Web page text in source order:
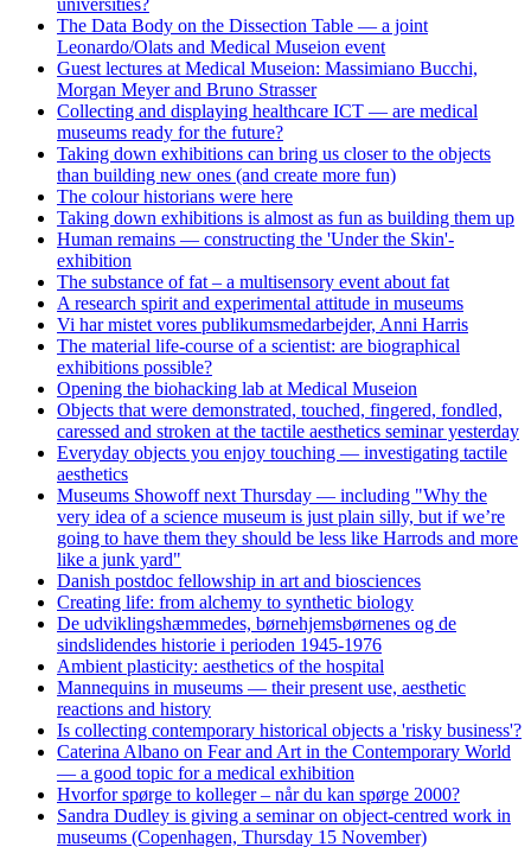
universities?
The Data Body on the Dissection Table — a joint
Leonardo/Olats and Medical Museion event
Guest lectures at Medical Museion: Massimiano Bucchi,
Morgan Meyer and Bruno Strasser
Collecting and displaying healthcare ICT — are medical
museums ready for the future?
Taking down exhibitions can bring us closer to the objects
than building new ones (and create more fun)
The colour historians were here
Taking down exhibitions is almost as fun as building them up
Human remains — constructing the 'Under the Skin'-
exhibition
The substance of fat – a multisensory event about fat
A research spirit and experimental attitude in museums
Vi har mistet vores publikumsmedarbejder, Anni Harris
The material life-course of a scientist: are biographical
exhibitions possible?
Opening the biohacking lab at Medical Museion
Objects that were demonstrated, touched, fingered, fondled,
caressed and stroken at the tactile aesthetics seminar yesterday
Everyday objects you enjoy touching — investigating tactile
aesthetics
Museums Showoff next Thursday — including "Why the
very idea of a science museum is just plain silly, but if we’re
going to have them they should be less like Harrods and more
like a junk yard"
Danish postdoc fellowship in art and biosciences
Creating life: from alchemy to synthetic biology
De udviklingshæmmedes, børnehjemsbørnenes og de
sindslidendes historie i perioden 1945-1976
Ambient plasticity: aesthetics of the hospital
Mannequins in museums — their present use, aesthetic
reactions and history
Is collecting contemporary historical objects a 'risky business'?
Caterina Albano on Fear and Art in the Contemporary World
— a good topic for a medical exhibition
Hvorfor spørge to kolleger – når du kan spørge 2000?
Sandra Dudley is giving a seminar on object-centred work in
museums (Copenhagen, Thursday 15 November)